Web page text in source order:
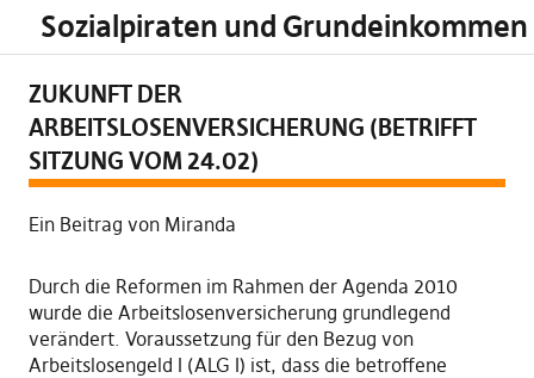
Sozialpiraten und Grundeinkommen
ZUKUNFT DER
ARBEITSLOSENVERSICHERUNG (BETRIFFT
SITZUNG VOM 24.02)
Ein Beitrag von Miranda
Durch die Reformen im Rahmen der Agenda 2010
wurde die Arbeitslosenversicherung grundlegend
verändert. Voraussetzung für den Bezug von
Arbeitslosengeld I (ALG I) ist, dass die betroffene